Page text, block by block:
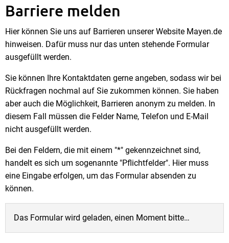
Barriere
melden
Barriere melden
Hier können Sie uns auf Barrieren unserer Website Mayen.de
hinweisen. Dafür muss nur das unten stehende Formular
ausgefüllt werden.
Sie können Ihre Kontaktdaten gerne angeben, sodass wir bei
Rückfragen nochmal auf Sie zukommen können. Sie haben
aber auch die Möglichkeit, Barrieren anonym zu melden. In
diesem Fall müssen die Felder Name, Telefon und E-Mail
nicht ausgefüllt werden.
Bei den Feldern, die mit einem "*" gekennzeichnet sind,
handelt es sich um sogenannte "Pflichtfelder". Hier muss
eine Eingabe erfolgen, um das Formular absenden zu
können.
Das Formular wird geladen, einen Moment bitte…